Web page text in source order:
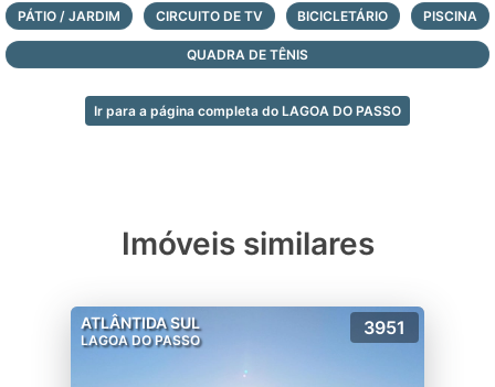
PÁTIO / JARDIM CIRCUITO DE TV BICICLETÁRIO PISCINA
QUADRA DE TÊNIS
Ir para a página completa do LAGOA DO PASSO
Imóveis similares
ATLÂNTIDA SUL
LAGOA DO PASSO
3951